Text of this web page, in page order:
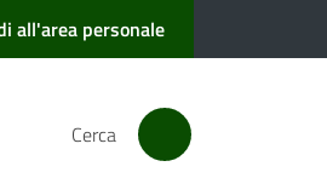
all'area personale
Cerca